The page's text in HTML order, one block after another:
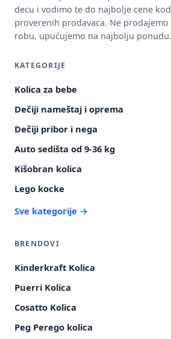
decu i vodimo te do najbolje cene kod
proverenih prodavaca. Ne prodajemo
robu, upućujemo na najbolju ponudu.
KATEGORIJE
Kolica za bebe
Dečiji nameštaj i oprema
Dečiji pribor i nega
Auto sedišta od 9-36 kg
Kišobran kolica
Lego kocke
Sve kategorije →
BRENDOVI
Kinderkraft Kolica
Puerri Kolica
Cosatto Kolica
Peg Perego kolica